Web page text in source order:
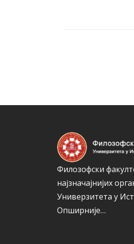
Филозофски
најзначајнијих
Универзитета у
Опширније…